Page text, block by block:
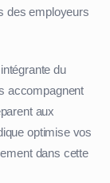
des employeurs
du
accompagnent
aux
optimise vos
dans cette